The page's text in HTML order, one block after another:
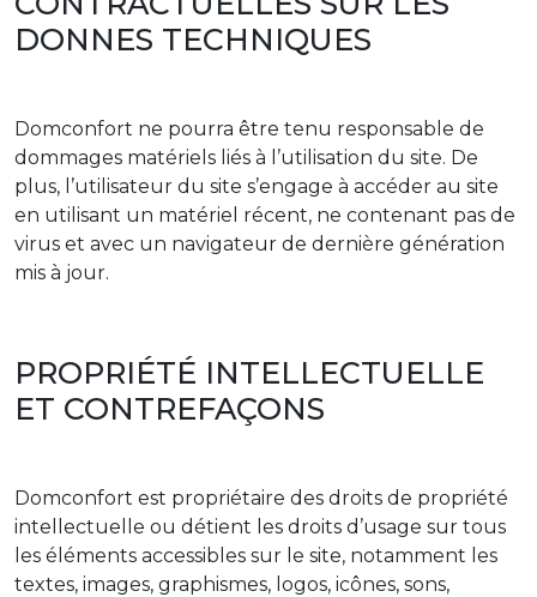
DONNES TECHNIQUES
Domconfort ne pourra être tenu responsable de
dommages matériels liés à l’utilisation du site. De
plus, l’utilisateur du site s’engage à accéder au site
en utilisant un matériel récent, ne contenant pas de
virus et avec un navigateur de dernière génération
mis à jour.
PROPRIÉTÉ INTELLECTUELLE
ET CONTREFAÇONS
Domconfort est propriétaire des droits de propriété
intellectuelle ou détient les droits d’usage sur tous
les éléments accessibles sur le site, notamment les
textes, images, graphismes, logos, icônes, sons,